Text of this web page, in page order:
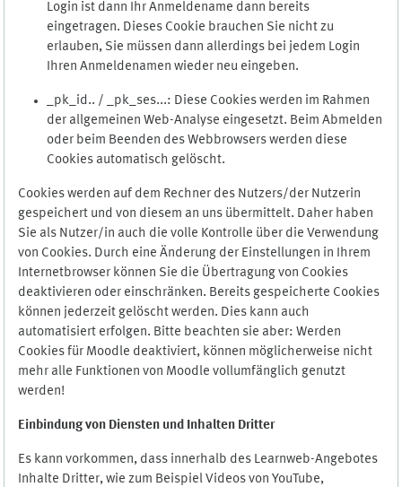
Login ist dann Ihr Anmeldename dann bereits
eingetragen. Dieses Cookie brauchen Sie nicht zu
erlauben, Sie müssen dann allerdings bei jedem Login
Ihren Anmeldenamen wieder neu eingeben.
_pk_id.. / _pk_ses...: Diese Cookies werden im Rahmen
der allgemeinen Web-Analyse eingesetzt. Beim Abmelden
oder beim Beenden des Webbrowsers werden diese
Cookies automatisch gelöscht.
Cookies werden auf dem Rechner des Nutzers/der Nutzerin
gespeichert und von diesem an uns übermittelt. Daher haben
Sie als Nutzer/in auch die volle Kontrolle über die Verwendung
von Cookies. Durch eine Änderung der Einstellungen in Ihrem
Internetbrowser können Sie die Übertragung von Cookies
deaktivieren oder einschränken. Bereits gespeicherte Cookies
können jederzeit gelöscht werden. Dies kann auch
automatisiert erfolgen. Bitte beachten sie aber: Werden
Cookies für Moodle deaktiviert, können möglicherweise nicht
mehr alle Funktionen von Moodle vollumfänglich genutzt
werden!
Einbindung von Diensten und Inhalten Dritter
Es kann vorkommen, dass innerhalb des Learnweb-Angebotes
Inhalte Dritter, wie zum Beispiel Videos von YouTube,